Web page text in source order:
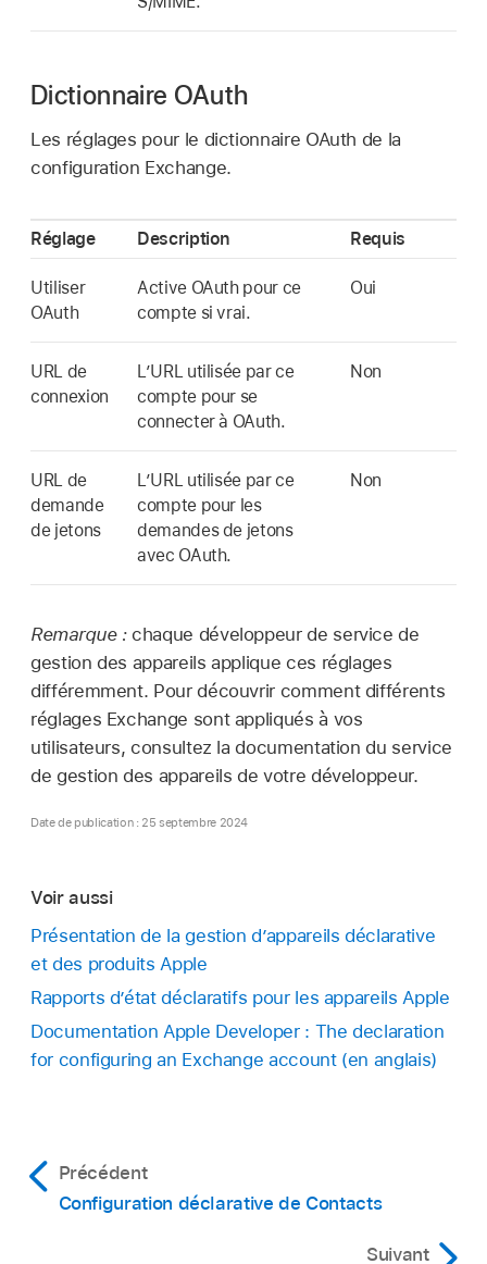
Dictionnaire OAuth
Les réglages pour le dictionnaire OAuth de la
configuration Exchange.
Réglage Description Requis
Utiliser
OAuth
Active OAuth pour ce
compte si vrai.
Oui
URL de
connexion
L’URL utilisée par ce
compte pour se
connecter à OAuth.
Non
URL de
demande
de jetons
L’URL utilisée par ce
compte pour les
demandes de jetons
avec OAuth.
Non
Remarque : chaque développeur de service de
gestion des appareils applique ces réglages
différemment. Pour découvrir comment différents
réglages Exchange sont appliqués à vos
utilisateurs, consultez la documentation du service
de gestion des appareils de votre développeur.
Date de publication : 25 septembre 2024
Voir aussi
Présentation de la gestion d’appareils déclarative
et des produits Apple
Rapports dʼétat déclaratifs pour les appareils Apple
Documentation Apple Developer : The declaration
for configuring an Exchange account (en anglais)
Précédent
Configuration déclarative de Contacts
Suivant